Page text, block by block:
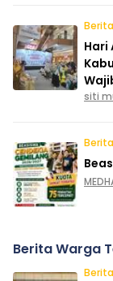
Hari
siti
Berita Warga